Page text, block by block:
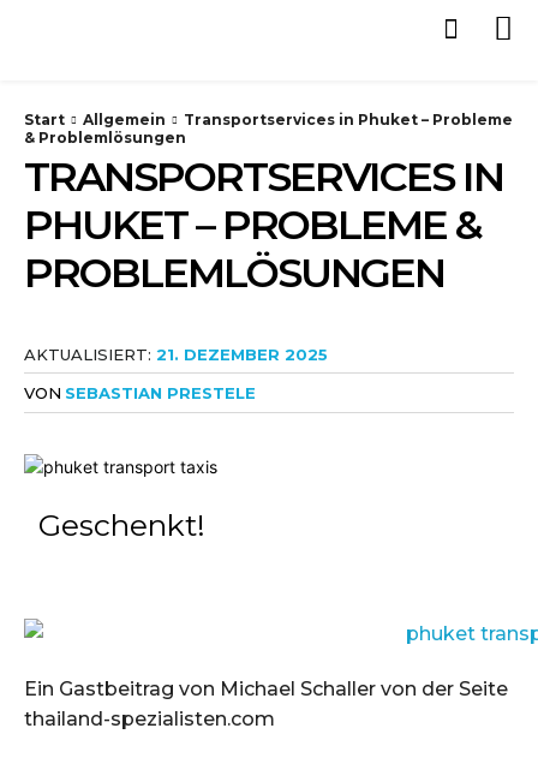
Start Allgemein
Transportservices in Phuket – Probleme
& Problemlösungen
TRANSPORTSERVICES IN
PHUKET – PROBLEME &
PROBLEMLÖSUNGEN
AKTUALISIERT: 21. DEZEMBER 2025
VON SEBASTIAN PRESTELE
Geschenkt!
Ein Gastbeitrag von Michael Schaller von der Seite
thailand-spezialisten.com